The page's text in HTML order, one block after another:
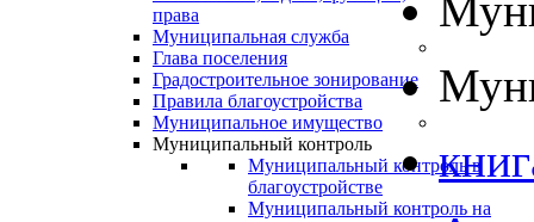
права
Муниципальная служба
Глава поселения
Градостроительное зонирование
Правила благоустройства
Муниципальное имущество
Муниципальный контроль
Муниципальный контроль в
благоустройстве
Муниципальный контроль на